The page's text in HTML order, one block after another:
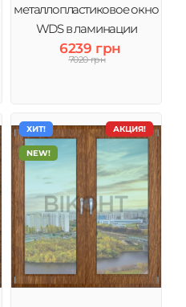
металлопластиковое окно
WDS в ламинации
Антрацит
6239 грн
7020 грн
АКЦИЯ!
ХИТ!
NEW!